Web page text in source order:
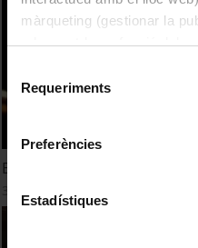
màrqueting (gestionar la
adequant-la en funció dels
consultar laPolítica de
de
consentiment
Requeriments
Preferències
Estadístiques
Els Vespres de la UB 2009